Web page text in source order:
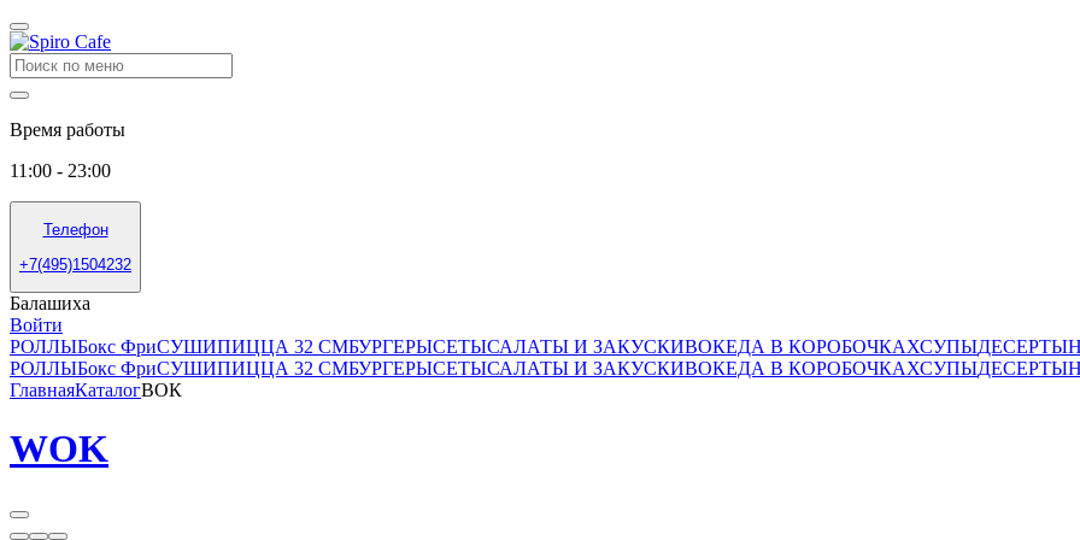
Время работы
11:00 - 23:00
Телефон
+7(495)1504232
Балашиха
Войти
РОЛЛЫБокс ФриСУШИПИЦЦА 32 СМБУРГЕРЫСЕТЫСАЛАТЫ И ЗАКУСКИВОКЕДА В КОРОБОЧКАХСУПЫДЕСЕРТЫ
РОЛЛЫБокс ФриСУШИПИЦЦА 32 СМБУРГЕРЫСЕТЫСАЛАТЫ И ЗАКУСКИВОКЕДА В КОРОБОЧКАХСУПЫДЕСЕРТЫ
ГлавнаяКаталогВОК
WOK